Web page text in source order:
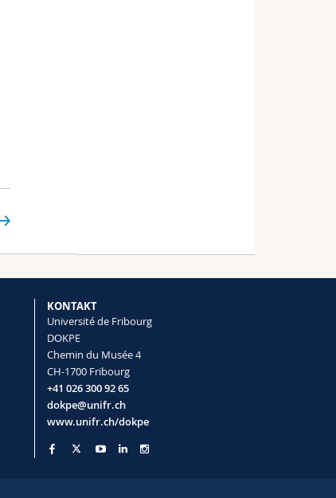
KONTAKT
Université de Fribourg
DOKPE
Chemin du Musée 4
CH-1700 Fribourg
+41 026 300 92 65
dokpe@unifr.ch
www.unifr.ch/dokpe